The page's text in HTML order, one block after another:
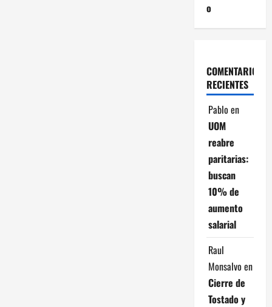
o
COMENTARIOS
RECIENTES
Pablo en
UOM
reabre
paritarias:
buscan
10% de
aumento
salarial
Raul
Monsalvo en
Cierre de
Tostado y